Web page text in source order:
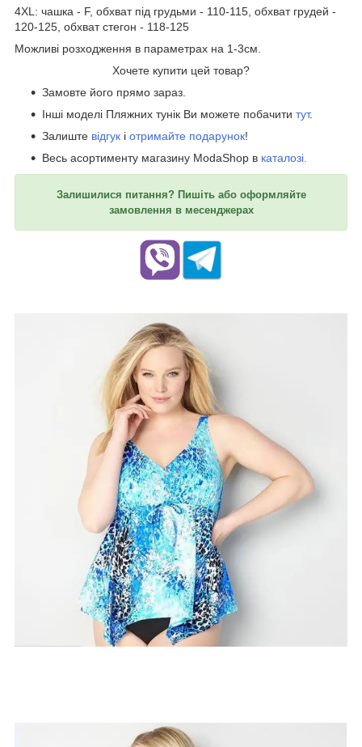
4ХL: чашка - F, обхват під грудьми - 110-115, обхват грудей -
120-125, обхват стегон - 118-125
Можливі розходження в параметрах на 1-3см.
Хочете купити цей товар?
Замовте його прямо зараз.
Інші моделі Пляжних тунік Ви можете побачити тут.
Залиште відгук і отримайте подарунок!
Весь асортименту магазину ModaShop в каталозі.
Залишилися питання? Пишіть або оформляйте
замовлення в месенджерах